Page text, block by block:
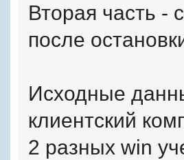
Вторая часть -
после
Исходные
клиентский
2 разных win